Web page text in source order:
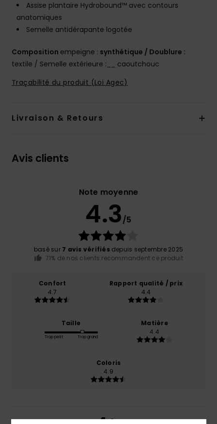
Assise plantaire Hydrobound™ avec contours
anatomiques
Semelle antidérapante logotée
Composition empeigne : synthétique / Doublure :
textile / Semelle extérieure :__ caoutchouc
Traçabilité du produit (Loi Agec)
Livraison & Retours
Avis clients
Note moyenne
4.3/5
basé sur 7 avis vérifiésdepuis septembre 2025
71% de nos clients recommandent ce produit
Confort
4.7
Rapport qualité / prix
4.4
Taille
Trop petit Trop grand
Matière
4.4
Coloris
4.9